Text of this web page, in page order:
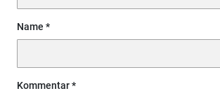
Name
Kommentar